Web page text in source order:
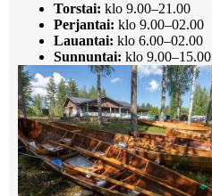
Torstai: klo 9.00–21.00
Perjantai: klo 9.00–02.00
Lauantai: klo 6.00–02.00
Sunnuntai: klo 9.00–15.00